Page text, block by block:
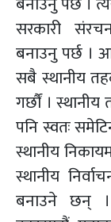
सरकारी
बनाउनु पर्छ ।
सबै स्थानीय
गर्छौं ।
पनि स्वतः
स्थानीय
स्थानीय
बनाउने छन् ।